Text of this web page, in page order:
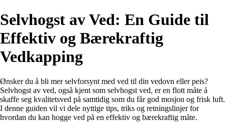
Selvhogst av Ved: En Guide til
Effektiv og Bærekraftig
Vedkapping
Ønsker du å bli mer selvforsynt med ved til din vedovn eller peis?
Selvhogst av ved, også kjent som selvhogst ved, er en flott måte å
skaffe seg kvalitetsved på samtidig som du får god mosjon og frisk luft.
I denne guiden vil vi dele nyttige tips, triks og retningslinjer for
hvordan du kan hogge ved på en effektiv og bærekraftig måte.